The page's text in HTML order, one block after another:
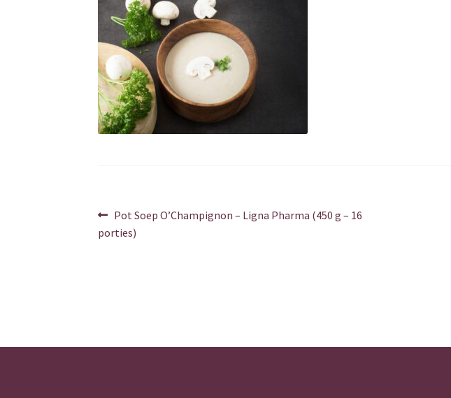
Berichtnavigatie
Vorig
bericht:
Pot Soep O’Champignon – Ligna Pharma (450 g – 16
porties)